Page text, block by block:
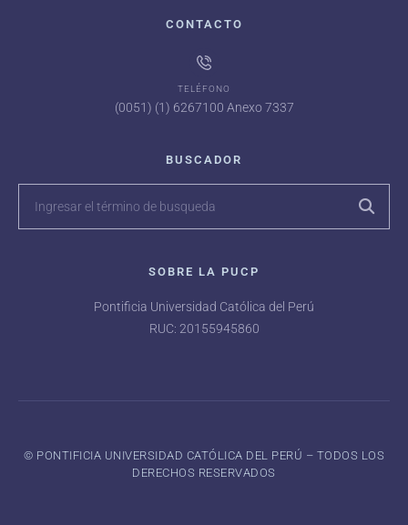
CONTACTO
TELÉFONO
(0051) (1) 6267100 Anexo 7337
BUSCADOR
SOBRE LA PUCP
Pontificia Universidad Católica del Perú
RUC: 20155945860
©️ PONTIFICIA UNIVERSIDAD CATÓLICA DEL PERÚ – TODOS LOS
DERECHOS RESERVADOS